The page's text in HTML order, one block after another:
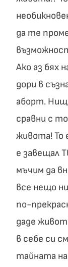
да те
Ако аз бях
дори в
аборт.
сравни с
живота! То
е завещал
мъчим да
все нещо
по-
даде
в себе си
тайната